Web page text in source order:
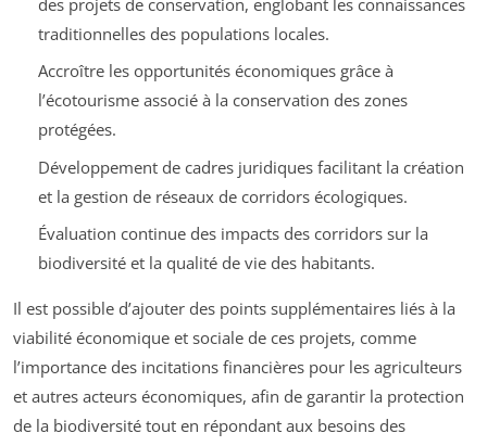
traditionnelles des populations locales.
Accroître les opportunités économiques grâce à
l’écotourisme associé à la conservation des zones
protégées.
Développement de cadres juridiques facilitant la création
et la gestion de réseaux de corridors écologiques.
Évaluation continue des impacts des corridors sur la
biodiversité et la qualité de vie des habitants.
Il est possible d’ajouter des points supplémentaires liés à la
viabilité économique et sociale de ces projets, comme
l’importance des incitations financières pour les agriculteurs
et autres acteurs économiques, afin de garantir la protection
de la biodiversité tout en répondant aux besoins des